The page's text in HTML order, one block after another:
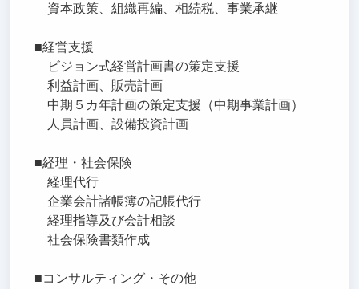
資本政策、組織再編、相続税、事業承継
■経営支援
ビジョン式経営計画書の策定支援
利益計画、販売計画
中期５カ年計画の策定支援（中期事業計画）
人員計画、設備投資計画
■経理・社会保険
経理代行
企業会計諸帳簿の記帳代行
経理指導及び会計相談
社会保険書類作成
■コンサルティング・その他